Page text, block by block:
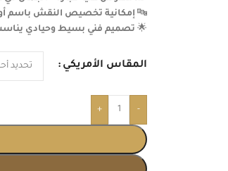
🔤 إمكانية تخصيص النقش باسم
🌟 تصميم فني بسيط وحيادي
المقاس الأمريكي
-
+